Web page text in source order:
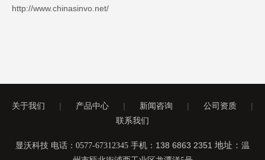
http://www.chinasinvo.net/
关于我们 | 产品中心 | 新闻咨询 | 公司资质
|
联系我们
显沃科技 电话：0577-67312345 手机：138 6863 2351 地址： 温